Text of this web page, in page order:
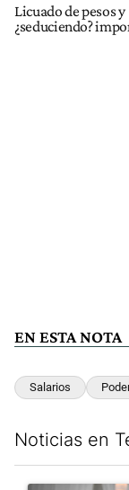
Licuado de pesos y
¿seduciendo?
EN ESTA NOTA
Salarios
Noticias en